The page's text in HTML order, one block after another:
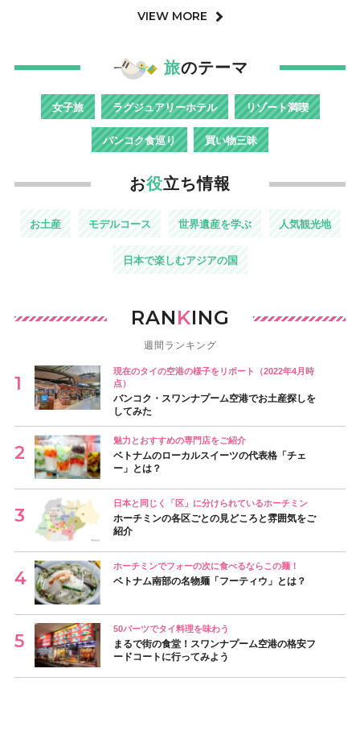
VIEW MORE
旅のテーマ
女子旅 ラグジュアリーホテル リゾート満喫
バンコク食巡り 買い物三昧
お役立ち情報
お土産 モデルコース 世界遺産を学ぶ 人気観光地
日本で楽しむアジアの国
RANKING
週間ランキング
現在のタイの空港の様子をリポート（2022年4月時
点）
バンコク・スワンナプーム空港でお土産探しを
してみた
魅力とおすすめの専門店をご紹介
ベトナムのローカルスイーツの代表格「チェ
ー」とは？
日本と同じく「区」に分けられているホーチミン
ホーチミンの各区ごとの見どころと雰囲気をご
紹介
ホーチミンでフォーの次に食べるならこの麺！
ベトナム南部の名物麺「フーティウ」とは？
50バーツでタイ料理を味わう
まるで街の食堂！スワンナプーム空港の格安フ
ードコートに行ってみよう